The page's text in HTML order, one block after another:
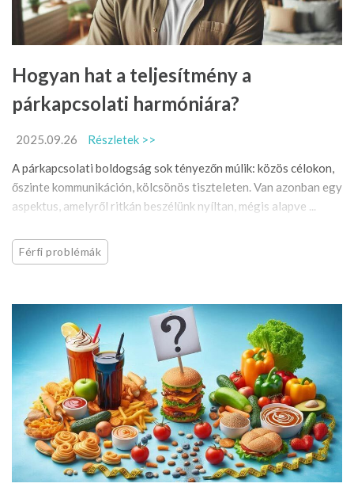
Hogyan hat a teljesítmény a
párkapcsolati harmóniára?
2025.09.26
Részletek >>
A párkapcsolati boldogság sok tényezőn múlik: közös célokon,
őszinte kommunikáción, kölcsönös tiszteleten. Van azonban egy
aspektus, amelyről ritkán beszélünk nyíltan, mégis alapve ...
Férfi problémák